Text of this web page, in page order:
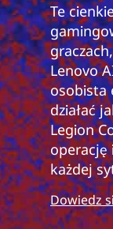
Te
Lenovo
osobista
działać
Legion
operację
każdej
Dowiedz